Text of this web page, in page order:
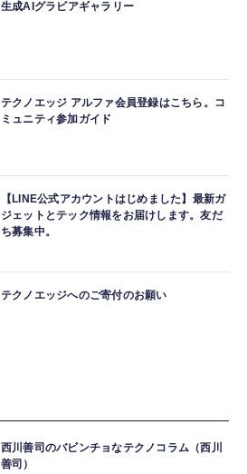
生成AIグラビアギャラリー
テクノエッジ アルファ会員登録はこちら。コ
ミュニティ参加ガイド
【LINE公式アカウントはじめました】最新ガ
ジェットとテック情報をお届けします。友だ
ち募集中。
テクノエッジへのご寄付のお願い
西川善司のバビンチョなテクノコラム（西川
善司）